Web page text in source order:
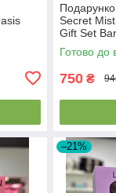
Secret
Gift Set
75мл+ lip
Готово до
750 ₴
–21%